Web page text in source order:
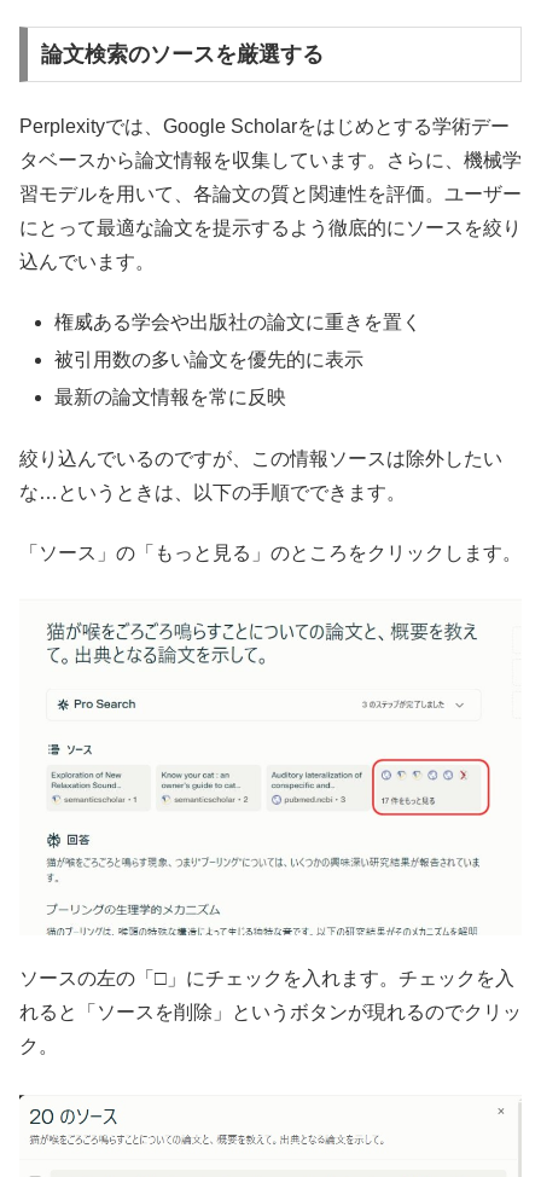
論文検索のソースを厳選する
Perplexityでは、Google Scholarをはじめとする学術デー
タベースから論文情報を収集しています。さらに、機械学
習モデルを用いて、各論文の質と関連性を評価。ユーザー
にとって最適な論文を提示するよう徹底的にソースを絞り
込んでいます。
権威ある学会や出版社の論文に重きを置く
被引用数の多い論文を優先的に表示
最新の論文情報を常に反映
絞り込んでいるのですが、この情報ソースは除外したい
な…というときは、以下の手順でできます。
「ソース」の「もっと見る」のところをクリックします。
ソースの左の「□」にチェックを入れます。チェックを入
れると「ソースを削除」というボタンが現れるのでクリッ
ク。